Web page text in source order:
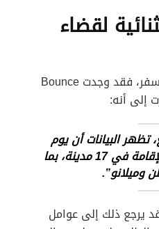
لقضاء
أما بالنسبة للأيام الأرخص للسفر، فقد وجدت Bounce
إلى أنه:
تظهر البيانات أن يوم
السبت هو أرخص يوم للإقامة في 17 مدينة، بما
وميلانو”.
يرجع ذلك إلى عوامل